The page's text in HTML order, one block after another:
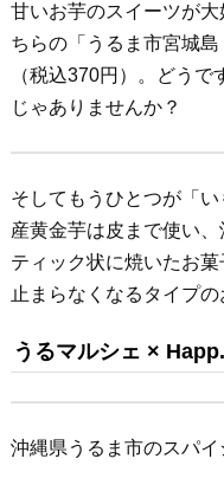
甘いお芋のスイーツが
ちらの「うるま市宮城島
（税込370円）。どう
じゃありませんか？
そしてもうひとつが「
産黄金芋は皮まで使い
ティック状に焼いたお
止まらなくなるタイプの
うるマルシェ ×
沖縄県うるま市のスパイ